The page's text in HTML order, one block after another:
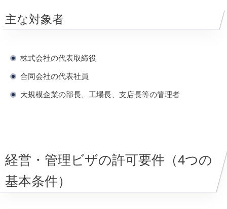
主な対象者
株式会社の代表取締役
合同会社の代表社員
大規模企業の部長、工場長、支店長等の管理者
経営・管理ビザの許可要件（4つの
基本条件）